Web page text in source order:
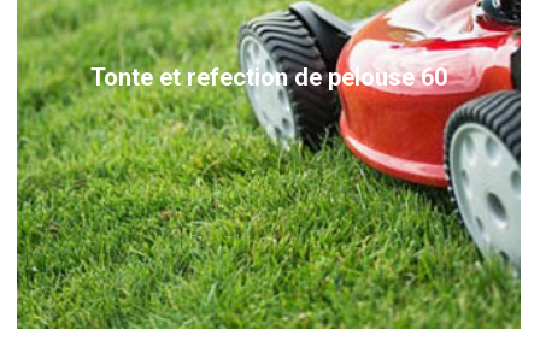
Tonte et refection de pelouse 60